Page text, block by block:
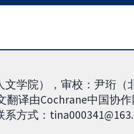
学院），审校：尹珩（
翻译由Cochrane中国协
方式：